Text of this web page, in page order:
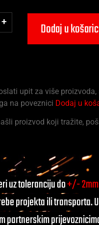
+ Dodaj u
upit za više
na poveznici Dodaj u
proizvod koji tražite,
uz toleranciju do+/- 2mm
projekta ili transporta.
partnerskim